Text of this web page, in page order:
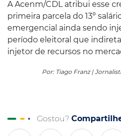
A Acenm/CDL atribui esse
primeira parcela do 13º
emergencial ainda sendo
período eleitoral que
injetor de recursos no
Por: Tiago Franz |
Gostou?